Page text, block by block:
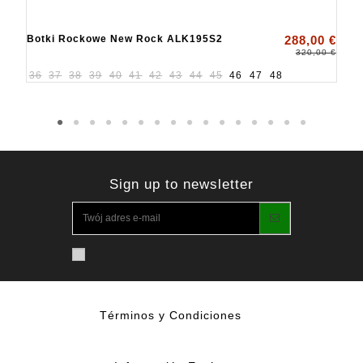
Botki Rockowe New Rock ALK195S2 288,00 €
320,00 €
36 37 38 39 40 41 42 43 44 45 46 47 48
Sign up to newsletter
Términos y Condiciones